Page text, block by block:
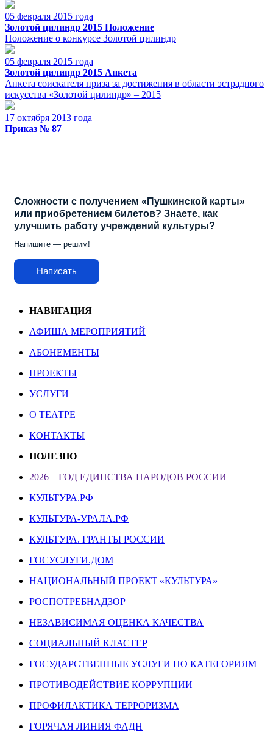
05 февраля 2015 года
Золотой цилиндр 2015 Положение
Положение о конкурсе Золотой цилиндр
05 февраля 2015 года
Золотой цилиндр 2015 Анкета
Анкета соискателя приза за достижения в области эстрадного
искусства «Золотой цилиндр» – 2015
17 октября 2013 года
Приказ № 87
Сложности с получением «Пушкинской карты»
или приобретением билетов? Знаете, как
улучшить работу учреждений культуры?
Напишите — решим!
Написать
НАВИГАЦИЯ
АФИША МЕРОПРИЯТИЙ
АБОНЕМЕНТЫ
ПРОЕКТЫ
УСЛУГИ
О ТЕАТРЕ
КОНТАКТЫ
ПОЛЕЗНО
2026 – ГОД ЕДИНСТВА НАРОДОВ РОССИИ
КУЛЬТУРА.РФ
КУЛЬТУРА-УРАЛА.РФ
КУЛЬТУРА. ГРАНТЫ РОССИИ
ГОСУСЛУГИ.ДОМ
НАЦИОНАЛЬНЫЙ ПРОЕКТ «КУЛЬТУРА»
РОСПОТРЕБНАДЗОР
НЕЗАВИСИМАЯ ОЦЕНКА КАЧЕСТВА
СОЦИАЛЬНЫЙ КЛАСТЕР
ГОСУДАРСТВЕННЫЕ УСЛУГИ ПО КАТЕГОРИЯМ
ПРОТИВОДЕЙСТВИЕ КОРРУПЦИИ
ПРОФИЛАКТИКА ТЕРРОРИЗМА
ГОРЯЧАЯ ЛИНИЯ ФАДН